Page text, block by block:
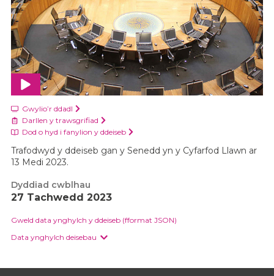
Gwylio’r ddadl
Darllen y trawsgrifiad
Dod o hyd i fanylion y ddeiseb
Trafodwyd y ddeiseb gan y Senedd yn y Cyfarfod Llawn ar
13 Medi 2023.
Dyddiad cwblhau
27 Tachwedd 2023
Gweld data ynghylch y ddeiseb (fformat JSON)
Data ynghylch deisebau